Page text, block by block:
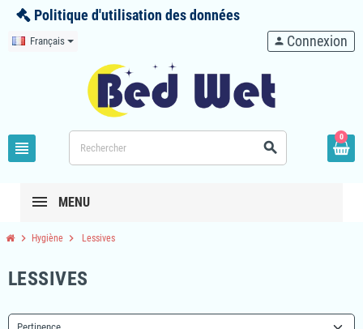
Politique d'utilisation des données
Français
view_headline search
person Connexion
0
MENU
chevron_right Hygiène chevron_right Lessives
LESSIVES